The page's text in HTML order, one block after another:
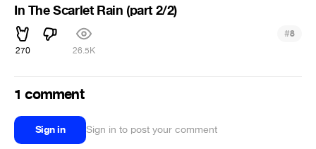
In The Scarlet Rain (part 2/2)
270 26.5K
#8
1 comment
Sign in Sign in to post your comment